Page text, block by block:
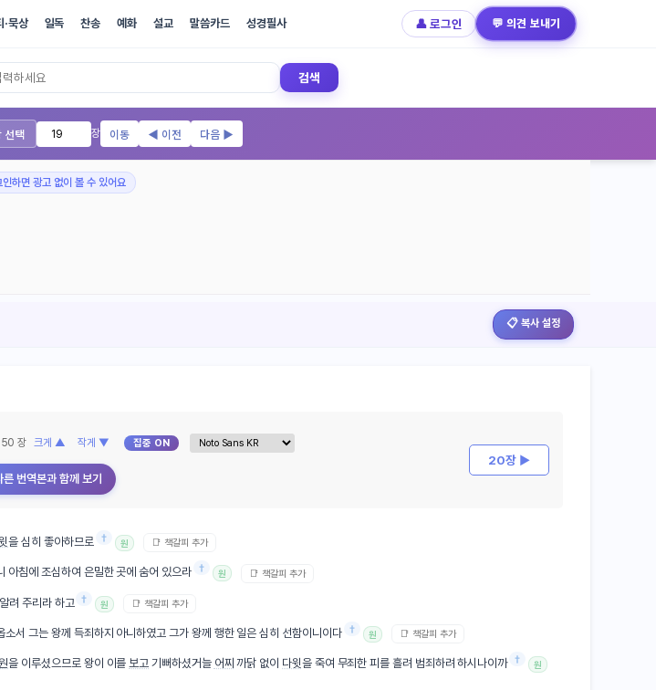
·묵상 일독 찬송 예화 설교 말씀카드 성경필사 👤 로그인 💬 의견 보내기
성경 검색
선택 장 이동 ◀ 이전 다음 ▶
인하면 광고 없이 볼 수 있어요
📋 복사 설정
50 장 크게 ▲ 작게 ▼ 집중 ON
른 번역본과 함께 보기
20장 ▶
을 심히 좋아하므로 † 원 📑 책갈피 추가
아침에 조심하여 은밀한 곳에 숨어 있으라 † 원 📑 책갈피 추가
려 주리라 하고 † 원 📑 책갈피 추가
소서 그는 왕께 득죄하지 아니하였고 그가 왕께 행한 일은 심히 선함이니이다 † 원 📑 책갈피 추가
을 이루셨으므로 왕이 이를보고 기뻐하셨거늘 어찌 까닭 없이 다윗을 죽여 무죄한 피를 흘려 범죄하려 하시나이까 † 원